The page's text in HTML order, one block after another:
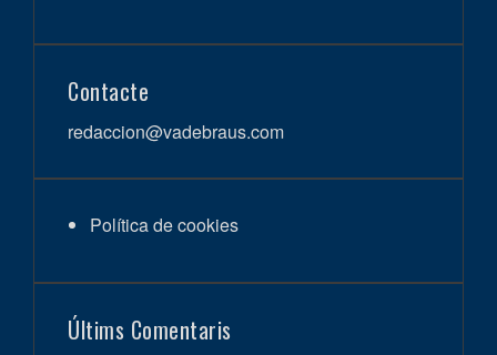
Contacte
redaccion@vadebraus.com
Política de cookies
Últims Comentaris